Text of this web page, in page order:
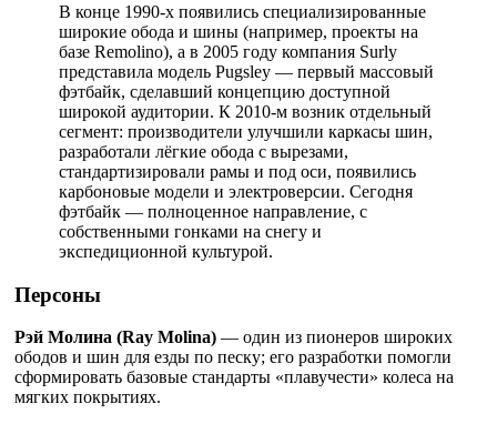
В конце 1990-х появились специализированные
широкие обода и шины (например, проекты на
базе Remolino), а в 2005 году компания Surly
представила модель Pugsley — первый массовый
фэтбайк, сделавший концепцию доступной
широкой аудитории. К 2010-м возник отдельный
сегмент: производители улучшили каркасы шин,
разработали лёгкие обода с вырезами,
стандартизировали рамы и под оси, появились
карбоновые модели и электроверсии. Сегодня
фэтбайк — полноценное направление, с
собственными гонками на снегу и
экспедиционной культурой.
Персоны
Рэй Молина (Ray Molina) — один из пионеров широких
ободов и шин для езды по песку; его разработки помогли
сформировать базовые стандарты «плавучести» колеса на
мягких покрытиях.